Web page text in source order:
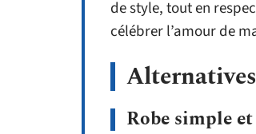
de style, tout en
célébrer l’amour de
Robe simple